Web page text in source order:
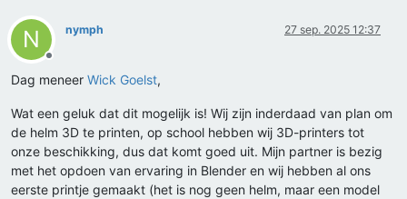
N
Offline
nymph 27 sep. 2025 12:37
Dag meneer Wick Goelst,
Wat een geluk dat dit mogelijk is! Wij zijn inderdaad van plan om
de helm 3D te printen, op school hebben wij 3D-printers tot
onze beschikking, dus dat komt goed uit. Mijn partner is bezig
met het opdoen van ervaring in Blender en wij hebben al ons
eerste printje gemaakt (het is nog geen helm, maar een model